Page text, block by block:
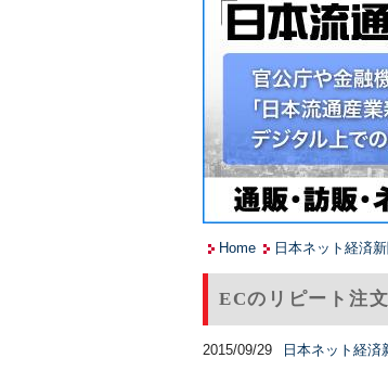
Home 日本ネット経済
ECのリピート注
2015/09/29 日本ネット経済